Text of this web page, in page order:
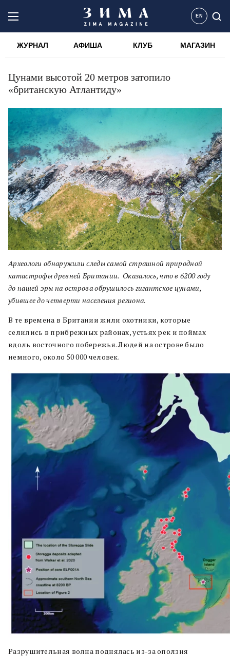
EN
ЖУРНАЛ АФИША КЛУБ МАГАЗИН
Цунами высотой 20 метров затопило
«британскую Атлантиду»
Археологи обнаружили следы самой страшной природной
катастрофы древней Британии. Оказалось, что в 6200 году
до нашей эры на острова обрушилось гигантское цунами,
убившее до четверти населения региона.
В те времена в Британии жили охотники, которые
селились в прибрежных районах, устьях рек и поймах
вдоль восточного побережья. Людей на острове было
немного, около 50 000 человек.
Разрушительная волна поднялась из-за оползня